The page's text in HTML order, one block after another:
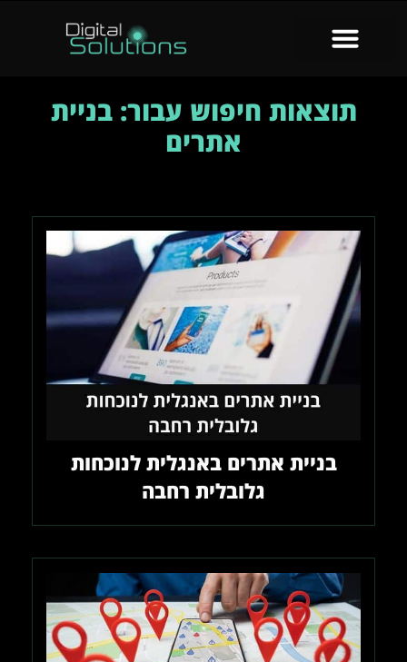
תוצאות חיפוש עבור: בניית
אתרים
בניית אתרים באנגלית לנוכחות
גלובלית רחבה